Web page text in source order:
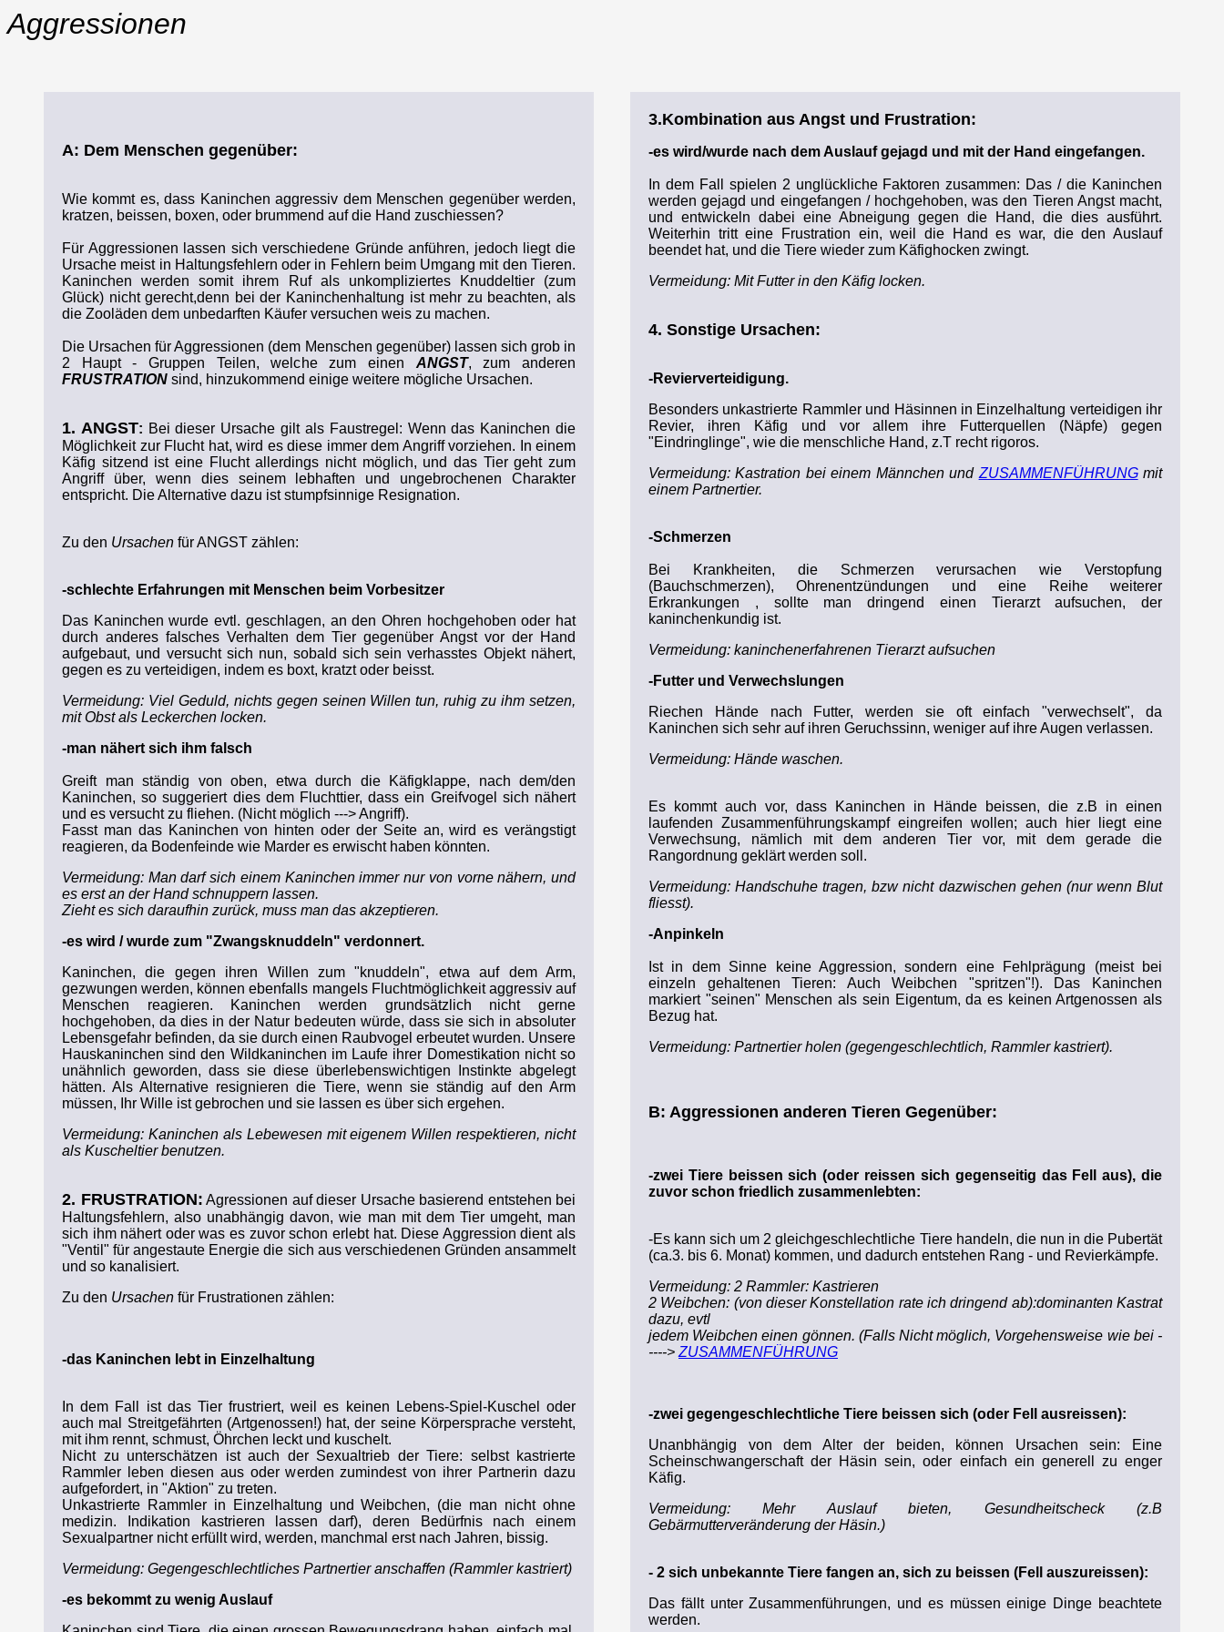
Aggressionen
A: Dem Menschen gegenüber:
Wie kommt es, dass Kaninchen aggressiv dem Menschen gegenüber werden,
kratzen, beissen, boxen, oder brummend auf die Hand zuschiessen?
Für Aggressionen lassen sich verschiedene Gründe anführen, jedoch liegt die
Ursache meist in Haltungsfehlern oder in Fehlern beim Umgang mit den Tieren.
Kaninchen werden somit ihrem Ruf als unkompliziertes Knuddeltier (zum
Glück) nicht gerecht,denn bei der Kaninchenhaltung ist mehr zu beachten, als
die Zooläden dem unbedarften Käufer versuchen weis zu machen.
Die Ursachen für Aggressionen (dem Menschen gegenüber) lassen sich grob in
2 Haupt - Gruppen Teilen, welche zum einen ANGST, zum anderen
FRUSTRATION sind, hinzukommend einige weitere mögliche Ursachen.
1. ANGST: Bei dieser Ursache gilt als Faustregel: Wenn das Kaninchen die
Möglichkeit zur Flucht hat, wird es diese immer dem Angriff vorziehen. In einem
Käfig sitzend ist eine Flucht allerdings nicht möglich, und das Tier geht zum
Angriff über, wenn dies seinem lebhaften und ungebrochenen Charakter
entspricht. Die Alternative dazu ist stumpfsinnige Resignation.
Zu den Ursachen für ANGST zählen:
-schlechte Erfahrungen mit Menschen beim Vorbesitzer
Das Kaninchen wurde evtl. geschlagen, an den Ohren hochgehoben oder hat
durch anderes falsches Verhalten dem Tier gegenüber Angst vor der Hand
aufgebaut, und versucht sich nun, sobald sich sein verhasstes Objekt nähert,
gegen es zu verteidigen, indem es boxt, kratzt oder beisst.
Vermeidung: Viel Geduld, nichts gegen seinen Willen tun, ruhig zu ihm setzen,
mit Obst als Leckerchen locken.
-man nähert sich ihm falsch
Greift man ständig von oben, etwa durch die Käfigklappe, nach dem/den
Kaninchen, so suggeriert dies dem Fluchttier, dass ein Greifvogel sich nähert
und es versucht zu fliehen. (Nicht möglich ---> Angriff).
Fasst man das Kaninchen von hinten oder der Seite an, wird es verängstigt
reagieren, da Bodenfeinde wie Marder es erwischt haben könnten.
Vermeidung: Man darf sich einem Kaninchen immer nur von vorne nähern, und
es erst an der Hand schnuppern lassen.
Zieht es sich daraufhin zurück, muss man das akzeptieren.
-es wird / wurde zum "Zwangsknuddeln" verdonnert.
Kaninchen, die gegen ihren Willen zum "knuddeln", etwa auf dem Arm,
gezwungen werden, können ebenfalls mangels Fluchtmöglichkeit aggressiv auf
Menschen reagieren. Kaninchen werden grundsätzlich nicht gerne
hochgehoben, da dies in der Natur bedeuten würde, dass sie sich in absoluter
Lebensgefahr befinden, da sie durch einen Raubvogel erbeutet wurden. Unsere
Hauskaninchen sind den Wildkaninchen im Laufe ihrer Domestikation nicht so
unähnlich geworden, dass sie diese überlebenswichtigen Instinkte abgelegt
hätten. Als Alternative resignieren die Tiere, wenn sie ständig auf den Arm
müssen, Ihr Wille ist gebrochen und sie lassen es über sich ergehen.
Vermeidung: Kaninchen als Lebewesen mit eigenem Willen respektieren, nicht
als Kuscheltier benutzen.
2. FRUSTRATION: Agressionen auf dieser Ursache basierend entstehen bei
Haltungsfehlern, also unabhängig davon, wie man mit dem Tier umgeht, man
sich ihm nähert oder was es zuvor schon erlebt hat. Diese Aggression dient als
"Ventil" für angestaute Energie die sich aus verschiedenen Gründen ansammelt
und so kanalisiert.
Zu den Ursachen für Frustrationen zählen:
-das Kaninchen lebt in Einzelhaltung
In dem Fall ist das Tier frustriert, weil es keinen Lebens-Spiel-Kuschel oder
auch mal Streitgefährten (Artgenossen!) hat, der seine Körpersprache versteht,
mit ihm rennt, schmust, Öhrchen leckt und kuschelt.
Nicht zu unterschätzen ist auch der Sexualtrieb der Tiere: selbst kastrierte
Rammler leben diesen aus oder werden zumindest von ihrer Partnerin dazu
aufgefordert, in "Aktion" zu treten.
Unkastrierte Rammler in Einzelhaltung und Weibchen, (die man nicht ohne
medizin. Indikation kastrieren lassen darf), deren Bedürfnis nach einem
Sexualpartner nicht erfüllt wird, werden, manchmal erst nach Jahren, bissig.
Vermeidung: Gegengeschlechtliches Partnertier anschaffen (Rammler kastriert)
-es bekommt zu wenig Auslauf
3.Kombination aus Angst und Frustration:
-es wird/wurde nach dem Auslauf gejagd und mit der Hand eingefangen.
In dem Fall spielen 2 unglückliche Faktoren zusammen: Das / die Kaninchen
werden gejagd und eingefangen / hochgehoben, was den Tieren Angst macht,
und entwickeln dabei eine Abneigung gegen die Hand, die dies ausführt.
Weiterhin tritt eine Frustration ein, weil die Hand es war, die den Auslauf
beendet hat, und die Tiere wieder zum Käfighocken zwingt.
Vermeidung: Mit Futter in den Käfig locken.
4. Sonstige Ursachen:
-Revierverteidigung.
Besonders unkastrierte Rammler und Häsinnen in Einzelhaltung verteidigen ihr
Revier, ihren Käfig und vor allem ihre Futterquellen (Näpfe) gegen
"Eindringlinge", wie die menschliche Hand, z.T recht rigoros.
Vermeidung: Kastration bei einem Männchen und ZUSAMMENFÜHRUNGmit
einem Partnertier.
-Schmerzen
Bei Krankheiten, die Schmerzen verursachen wie Verstopfung
(Bauchschmerzen), Ohrenentzündungen und eine Reihe weiterer
Erkrankungen , sollte man dringend einen Tierarzt aufsuchen, der
kaninchenkundig ist.
Vermeidung: kaninchenerfahrenen Tierarzt aufsuchen
-Futter und Verwechslungen
Riechen Hände nach Futter, werden sie oft einfach "verwechselt", da
Kaninchen sich sehr auf ihren Geruchssinn, weniger auf ihre Augen verlassen.
Vermeidung: Hände waschen.
Es kommt auch vor, dass Kaninchen in Hände beissen, die z.B in einen
laufenden Zusammenführungskampf eingreifen wollen; auch hier liegt eine
Verwechsung, nämlich mit dem anderen Tier vor, mit dem gerade die
Rangordnung geklärt werden soll.
Vermeidung: Handschuhe tragen, bzw nicht dazwischen gehen (nur wenn Blut
fliesst).
-Anpinkeln
Ist in dem Sinne keine Aggression, sondern eine Fehlprägung (meist bei
einzeln gehaltenen Tieren: Auch Weibchen "spritzen"!). Das Kaninchen
markiert "seinen" Menschen als sein Eigentum, da es keinen Artgenossen als
Bezug hat.
Vermeidung: Partnertier holen (gegengeschlechtlich, Rammler kastriert).
B: Aggressionen anderen Tieren Gegenüber:
-zwei Tiere beissen sich (oder reissen sich gegenseitig das Fell aus), die
zuvor schon friedlich zusammenlebten:
-Es kann sich um 2 gleichgeschlechtliche Tiere handeln, die nun in die Pubertät
(ca.3. bis 6. Monat) kommen, und dadurch entstehen Rang - und Revierkämpfe.
Vermeidung: 2 Rammler: Kastrieren
2 Weibchen: (von dieser Konstellation rate ich dringend ab):dominanten Kastrat
dazu, evtl
jedem Weibchen einen gönnen. (Falls Nicht möglich, Vorgehensweise wie bei -
----> ZUSAMMENFÜHRUNG
-zwei gegengeschlechtliche Tiere beissen sich (oder Fell ausreissen):
Unanbhängig von dem Alter der beiden, können Ursachen sein: Eine
Scheinschwangerschaft der Häsin sein, oder einfach ein generell zu enger
Käfig.
Vermeidung: Mehr Auslauf bieten, Gesundheitscheck (z.B
Gebärmutterveränderung der Häsin.)
- 2 sich unbekannte Tiere fangen an, sich zu beissen (Fell auszureissen):
Das fällt unter Zusammenführungen, und es müssen einige Dinge beachtete
werden.